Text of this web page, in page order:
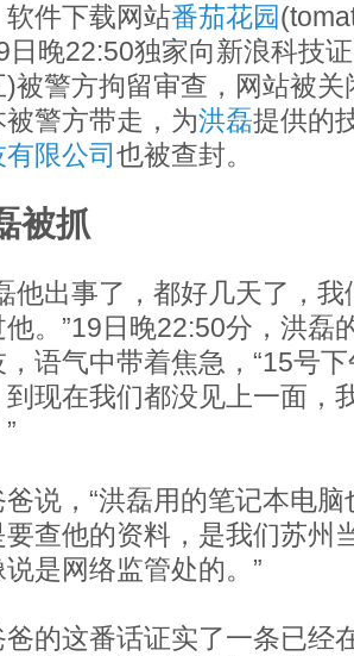
软件下载网站番茄花园
日晚22:50独家向新浪科技
)被警方拘留审查，网站被
被警方带走，为洪磊提供的
有限公司也被查封。
被抓
他出事了，都好几天了，
他。”19日晚22:50分，洪磊
，语气中带着焦急，“15号
到现在我们都没见上一面，
爸说，“洪磊用的笔记本电
要查他的资料，是我们苏州
说是网络监管处的。”
爸的这番话证实了一条已经